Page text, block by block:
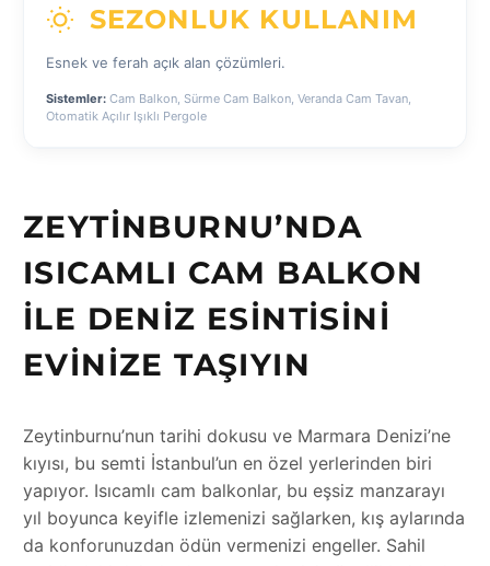
SEZONLUK KULLANIM
Esnek ve ferah açık alan çözümleri.
Sistemler: Cam Balkon, Sürme Cam Balkon, Veranda Cam Tavan,
Otomatik Açılır Işıklı Pergole
ZEYTINBURNU’NDA
ISICAMLI CAM BALKON
ILE DENIZ ESINTISINI
EVINIZE TAŞIYIN
Zeytinburnu’nun tarihi dokusu ve Marmara Denizi’ne
kıyısı, bu semti İstanbul’un en özel yerlerinden biri
yapıyor. Isıcamlı cam balkonlar, bu eşsiz manzarayı
yıl boyunca keyifle izlemenizi sağlarken, kış aylarında
da konforunuzdan ödün vermenizi engeller. Sahil